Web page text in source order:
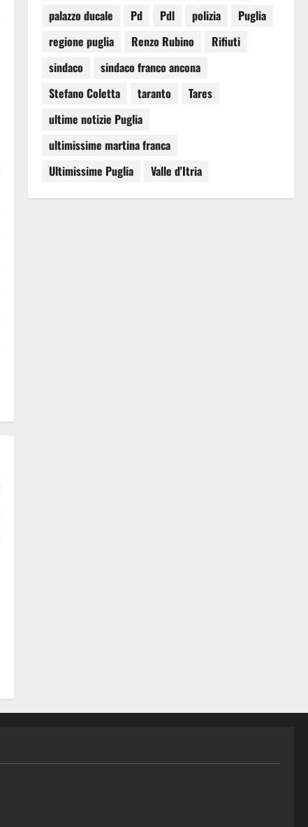
palazzo ducale
Pd Pdl polizia
Puglia
regione puglia
Renzo Rubino
Rifiuti
sindaco
sindaco franco ancona
Stefano Coletta
taranto
Tares
ultime notizie Puglia
ultimissime martina franca
Ultimissime Puglia
Valle d'Itria